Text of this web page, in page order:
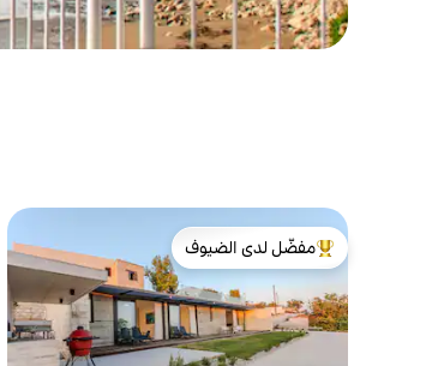
من أبرز البيوت المفضّلة لدى الضيوف
مفضّل لدى الضيوف